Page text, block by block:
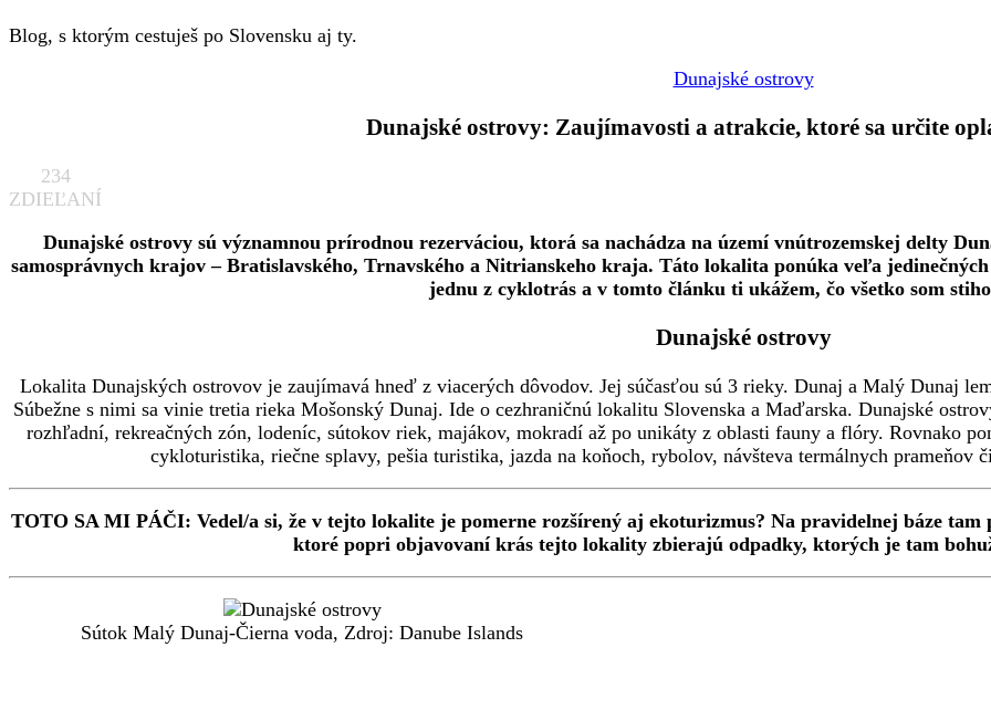
Blog, s ktorým cestuješ po Slovensku aj ty.
Dunajské ostrovy
Dunajské ostrovy: Zaujímavosti a atrakcie, ktoré sa určite
234
ZDIEĽANÍ
Dunajské ostrovy sú významnou prírodnou rezerváciou, ktorá sa nachádza na území vnútrozemskej delty
samosprávnych krajov – Bratislavského, Trnavského a Nitrianskeho kraja. Táto lokalita ponúka veľa
jednu z cyklotrás a v tomto článku ti ukážem, čo všetko som
Dunajské ostrovy
Lokalita Dunajských ostrovov je zaujímavá hneď z viacerých dôvodov. Jej súčasťou sú 3 rieky. Dunaj a Malý Dunaj
Súbežne s nimi sa vinie tretia rieka Mošonský Dunaj. Ide o cezhraničnú lokalitu Slovenska a Maďarska. Dunajské
rozhľadní, rekreačných zón, lodeníc, sútokov riek, majákov, mokradí až po unikáty z oblasti fauny a flóry. Rovnako
cykloturistika, riečne splavy, pešia turistika, jazda na koňoch, rybolov, návšteva termálnych prameňov
TOTO SA MI PÁČI: Vedel/a si, že v tejto lokalite je pomerne rozšírený aj ekoturizmus? Na pravidelnej báze
ktoré popri objavovaní krás tejto lokality zbierajú odpadky, ktorých je tam
Sútok Malý Dunaj-Čierna voda, Zdroj: Danube Islands